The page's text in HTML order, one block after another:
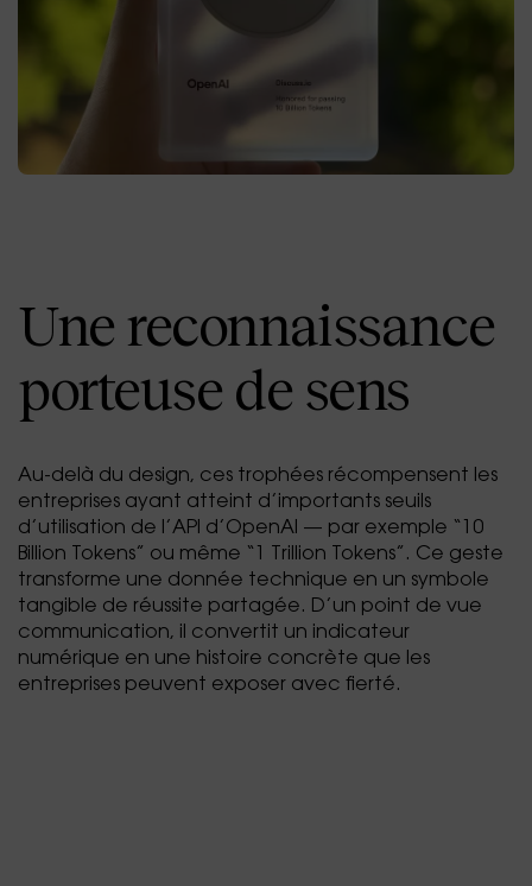
Une reconnaissance
porteuse de sens
Au-delà du design, ces trophées récompensent les
entreprises ayant atteint d’importants seuils
d’utilisation de l’API d’OpenAI — par exemple “10
Billion Tokens” ou même “1 Trillion Tokens”. Ce geste
transforme une donnée technique en un symbole
tangible de réussite partagée. D’un point de vue
communication, il convertit un indicateur
numérique en une histoire concrète que les
entreprises peuvent exposer avec fierté.